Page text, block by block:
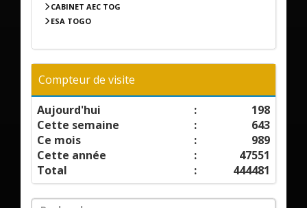
CABINET AEC TOG
ESA TOGO
Compteur de visite
Aujourd'hui
:
198
Cette semaine
:
643
Ce mois
:
989
Cette année
:
47551
Total
: 444481